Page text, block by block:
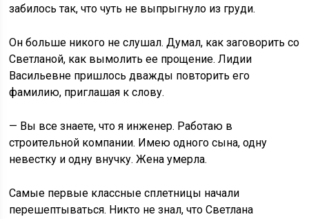
забилось так, что чуть не выпрыгнуло из груди.
Он больше никого не слушал. Думал, как заговорить со
Светланой, как вымолить ее прощение. Лидии
Васильевне пришлось дважды повторить его
фамилию, приглашая к слову.
— Вы все знаете, что я инженер. Работаю в
строительной компании. Имею одного сына, одну
невестку и одну внучку. Жена умерла.
Самые первые классные сплетницы начали
перешептываться. Никто не знал, что Светлана